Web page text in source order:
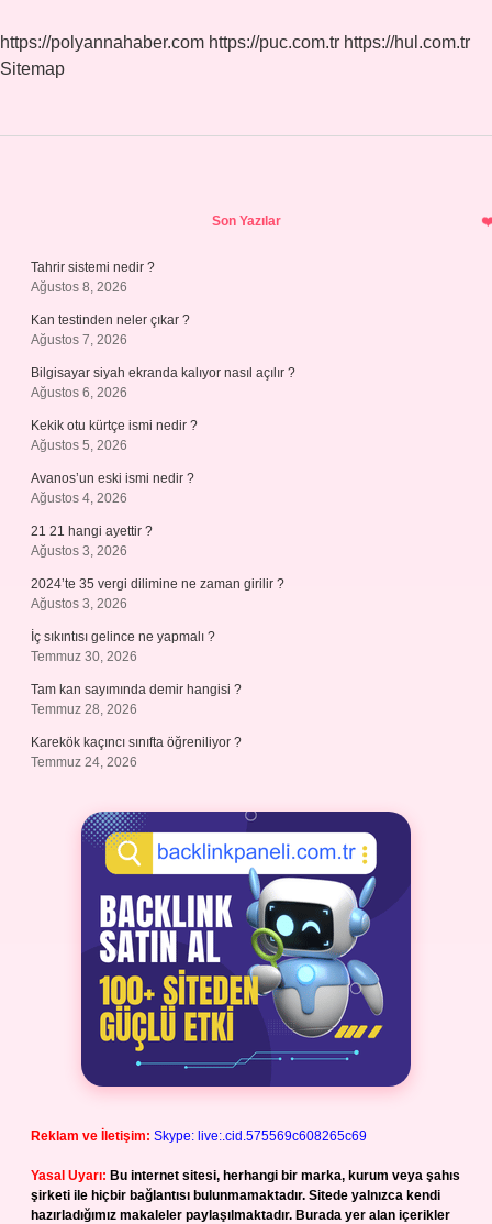
https://polyannahaber.com https://puc.com.tr https://hul.com.tr
Sitemap
Son Yazılar
Tahrir sistemi nedir ?
Ağustos 8, 2026
Kan testinden neler çıkar ?
Ağustos 7, 2026
Bilgisayar siyah ekranda kalıyor nasıl açılır ?
Ağustos 6, 2026
Kekik otu kürtçe ismi nedir ?
Ağustos 5, 2026
Avanos’un eski ismi nedir ?
Ağustos 4, 2026
21 21 hangi ayettir ?
Ağustos 3, 2026
2024’te 35 vergi dilimine ne zaman girilir ?
Ağustos 3, 2026
İç sıkıntısı gelince ne yapmalı ?
Temmuz 30, 2026
Tam kan sayımında demir hangisi ?
Temmuz 28, 2026
Karekök kaçıncı sınıfta öğreniliyor ?
Temmuz 24, 2026
Reklam ve İletişim: Skype: live:.cid.575569c608265c69
Yasal Uyarı: Bu internet sitesi, herhangi bir marka, kurum veya şahıs
şirketi ile hiçbir bağlantısı bulunmamaktadır. Sitede yalnızca kendi
hazırladığımız makaleler paylaşılmaktadır. Burada yer alan içerikler